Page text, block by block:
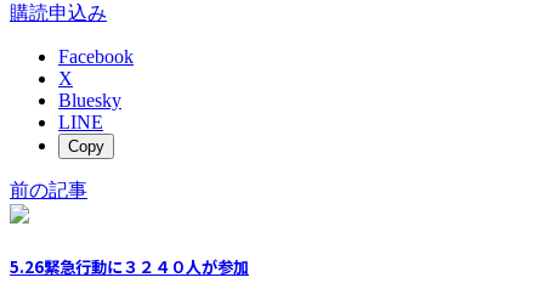
購読申込み
Facebook
X
Bluesky
LINE
Copy
前の記事
5.26緊急行動に３２４０人が参加